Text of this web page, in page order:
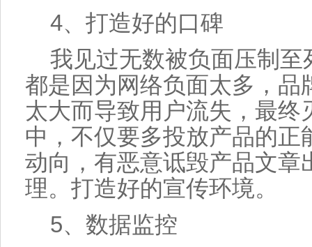
4、打造好的口碑
我见过无数被负面压制
都是因为网络负面太多，
太大而导致用户流失，最
中，不仅要多投放产品的
动向，有恶意诋毁产品文
理。打造好的宣传环境。
5、数据监控